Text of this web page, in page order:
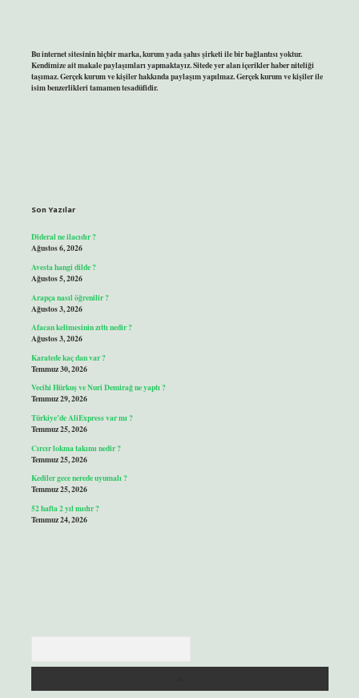
Bu internet sitesinin hiçbir marka, kurum yada şahıs şirketi ile bir bağlantısı yoktur.
Kendimize ait makale paylaşımları yapmaktayız. Sitede yer alan içerikler haber niteliği
taşımaz. Gerçek kurum ve kişiler hakkında paylaşım yapılmaz. Gerçek kurum ve kişiler ile
isim benzerlikleri tamamen tesadüfidir.
Son Yazılar
Dideral ne ilacıdır ?
Ağustos 6, 2026
Avesta hangi dilde ?
Ağustos 5, 2026
Arapça nasıl öğrenilir ?
Ağustos 3, 2026
Afacan kelimesinin zıttı nedir ?
Ağustos 3, 2026
Karatede kaç dan var ?
Temmuz 30, 2026
Vecihi Hürkuş ve Nuri Demirağ ne yaptı ?
Temmuz 29, 2026
Türkiye’de AliExpress var mı ?
Temmuz 25, 2026
Cırcır lokma takımı nedir ?
Temmuz 25, 2026
Kediler gece nerede uyumalı ?
Temmuz 25, 2026
52 hafta 2 yıl mıdır ?
Temmuz 24, 2026